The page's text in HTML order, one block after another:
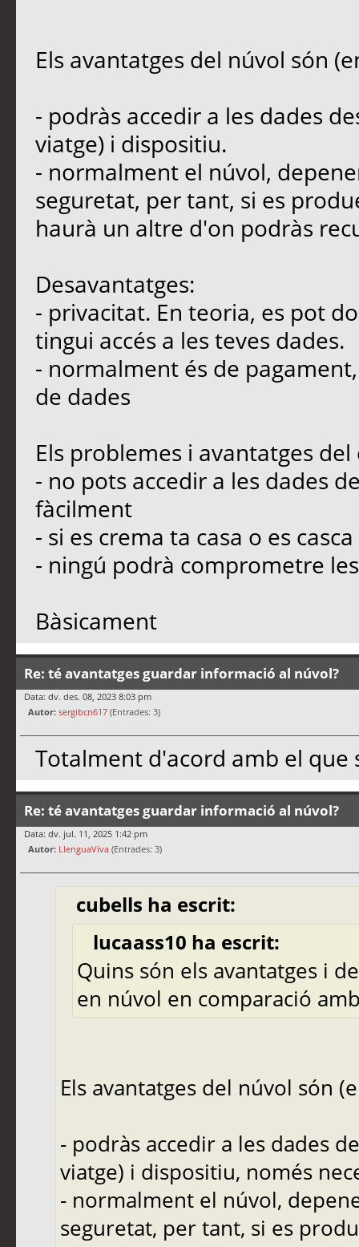
Els avantatges del núvol són
- podràs accedir a les dades
viatge) i dispositiu.
- normalment el núvol,
seguretat, per tant, si es
haurà un altre d'on podràs
Desavantatges:
- privacitat. En teoria, es pot
tingui accés a les teves dades.
- normalment és de
de dades
Els problemes i avantatges
- no pots accedir a les dades
fàcilment
- si es crema ta casa o es
- ningú podrà comprometre
Bàsicament
Re: té avantatges guardar informació al núvol?
Data: dv. des. 08, 2023 8:03 pm
Autor: sergibcn617 (Entrades: 3)
Totalment d'acord amb el que
Re: té avantatges guardar informació al núvol?
Data: dv. jul. 11, 2025 1:42 pm
Autor: LlenguaViva (Entrades: 3)
cubells ha escrit:
lucaass10 ha escrit:
Quins són els avantatges i
en núvol en comparació
Els avantatges del núvol són
- podràs accedir a les dades
viatge) i dispositiu, només
- normalment el núvol,
seguretat, per tant, si es